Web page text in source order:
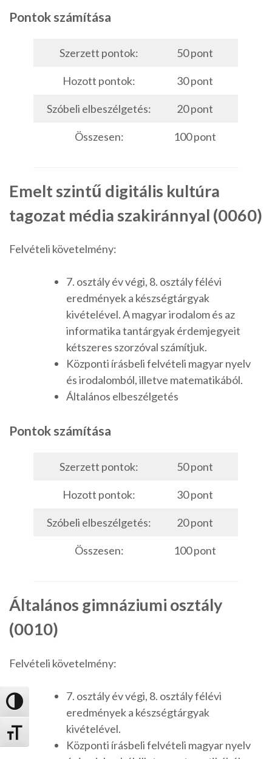
Nagy kontraszt váltása
Betűméret váltása
Pontok számítása
Szerzett pontok: 50 pont
Hozott pontok: 30 pont
Szóbeli elbeszélgetés: 20 pont
Összesen: 100 pont
Emelt szintű digitális kultúra
tagozat média szakiránnyal (0060)
Felvételi követelmény:
7. osztály év végi, 8. osztály félévi
eredmények a készségtárgyak
kivételével. A magyar irodalom és az
informatika tantárgyak érdemjegyeit
kétszeres szorzóval számítjuk.
Központi írásbeli felvételi magyar nyelv
és irodalomból, illetve matematikából.
Általános elbeszélgetés
Pontok számítása
Szerzett pontok: 50 pont
Hozott pontok: 30 pont
Szóbeli elbeszélgetés: 20 pont
Összesen: 100 pont
Általános gimnáziumi osztály
(0010)
Felvételi követelmény:
7. osztály év végi, 8. osztály félévi
eredmények a készségtárgyak
kivételével.
Központi írásbeli felvételi magyar nyelv